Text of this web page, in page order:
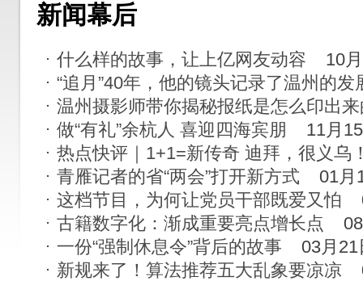
新闻幕后
什么样的故事，让上亿网友动容
10
“追月”40年，他的镜头记录了温州的发
温州摄影师带你揭秘报纸是怎么印出
做“有礼”余杭人 喜迎四海宾朋
11月
热点快评｜1+1=新传奇 迪拜，很义乌
青雁记者的省“两会”打开新方式
01月
这档节目，为何让党员干部既爱又怕
古籍数字化：渐成重要亮点增长点
一份“强制休息令”背后的故事
03月21
新规来了！算法推荐五大乱象要凉凉